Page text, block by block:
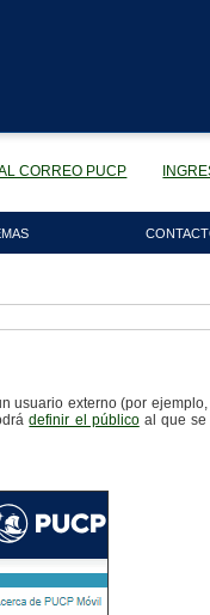
CORREO PUCP
usuario externo (por
definir el públicoal que se